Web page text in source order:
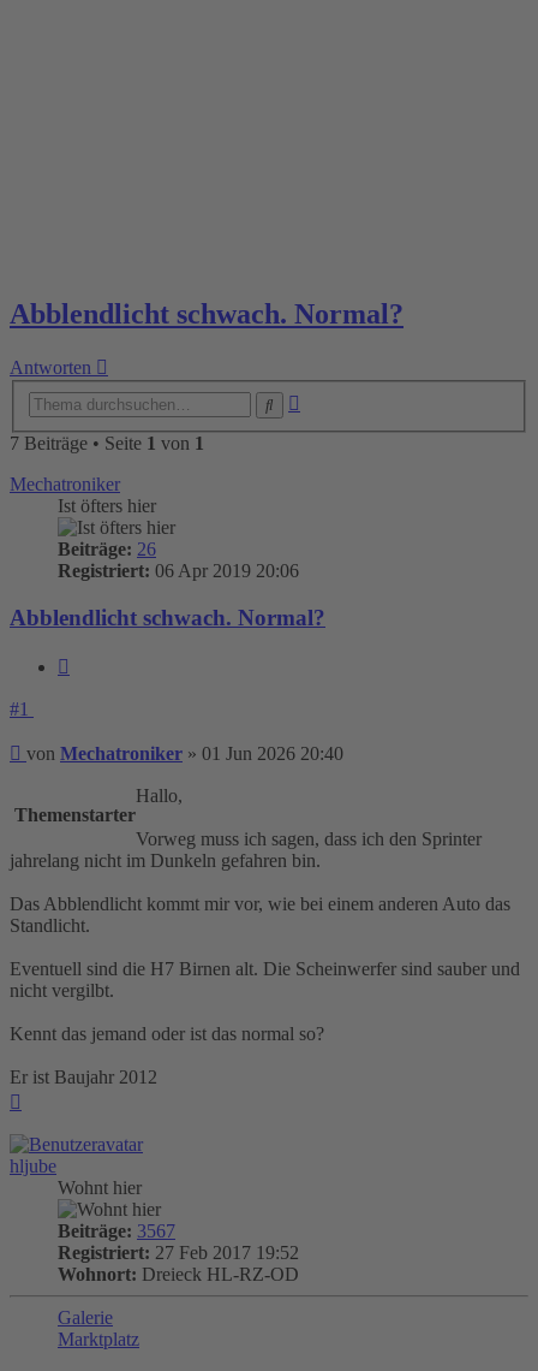
Abblendlicht schwach. Normal?
Antworten
7 Beiträge • Seite 1 von 1
Mechatroniker
Ist öfters hier
Beiträge: 26
Registriert: 06 Apr 2019 20:06
Abblendlicht schwach. Normal?
#1
Beitrag
von Mechatroniker » 01 Jun 2026 20:40
Themenstarter
Hallo,
Vorweg muss ich sagen, dass ich den Sprinter
jahrelang nicht im Dunkeln gefahren bin.
Das Abblendlicht kommt mir vor, wie bei einem anderen Auto das
Standlicht.
Eventuell sind die H7 Birnen alt. Die Scheinwerfer sind sauber und
nicht vergilbt.
Kennt das jemand oder ist das normal so?
Er ist Baujahr 2012
hljube
Wohnt hier
Beiträge: 3567
Registriert: 27 Feb 2017 19:52
Wohnort: Dreieck HL-RZ-OD
Galerie
Marktplatz